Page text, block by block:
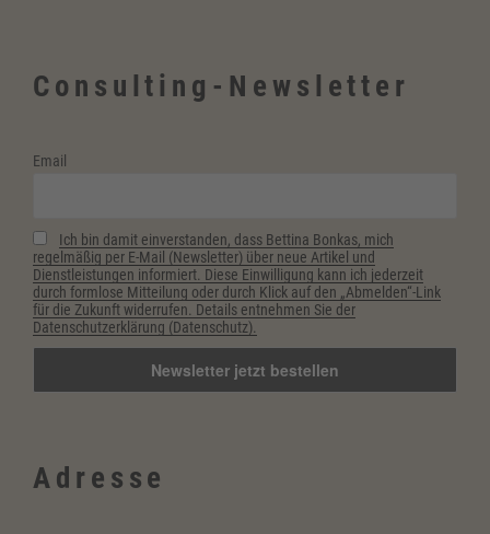
Consulting-Newsletter
Email
Ich bin damit einverstanden, dass Bettina Bonkas, mich
regelmäßig per E-Mail (Newsletter) über neue Artikel und
Dienstleistungen informiert. Diese Einwilligung kann ich jederzeit
durch formlose Mitteilung oder durch Klick auf den „Abmelden“-Link
für die Zukunft widerrufen. Details entnehmen Sie der
Datenschutzerklärung (Datenschutz).
Adresse